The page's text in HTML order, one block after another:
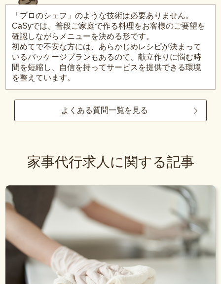
「プロのシェフ」のような技術は必要ありません。
CaSyでは、普段ご家庭で作る料理をお客様のご要望を
確認しながらメニューを決める形です。
初めてで不安な方には、あらかじめレシピが決まって
いるパッケージプランもあるので、献立作りに悩む時
間を短縮し、自信を持ってサービスを提供できる環境
を整えています。
よくある質問一覧を見る
家事代行求人に関する記事